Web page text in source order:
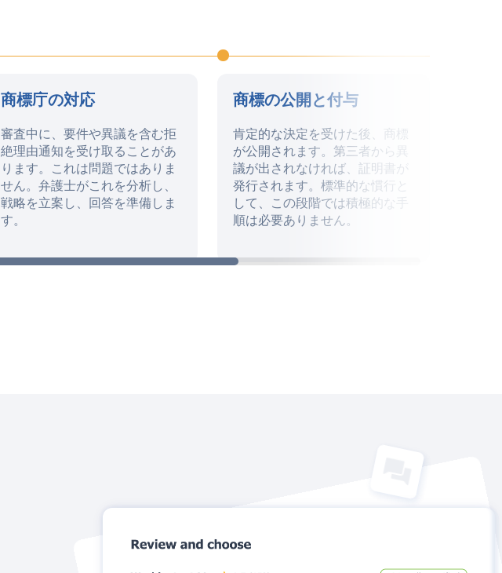
商標庁の対応
審査中に、要件や異議を含む拒
絶理由通知を受け取ることがあ
ります。これは問題ではありま
せん。弁護士がこれを分析し、
戦略を立案し、回答を準備しま
す。
商標の公開と付与
肯定的な決定を受けた後、商標
が公開されます。第三者から異
議が出されなければ、証明書が
発行されます。標準的な慣行と
して、この段階では積極的な手
順は必要ありません。